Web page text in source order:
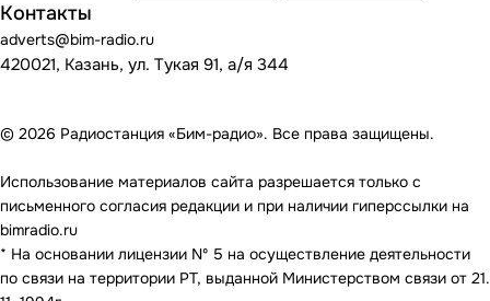
Контакты
adverts@bim-radio.ru
420021, Казань, ул. Тукая 91, а/я 344
© 2026 Радиостанция «Бим-радио». Все права защищены.
Использование материалов сайта разрешается только с
письменного согласия редакции и при наличии гиперссылки на
bimradio.ru
* На основании лицензии Nº 5 на осуществление деятельности
по связи на территории РТ, выданной Министерством связи от 21.